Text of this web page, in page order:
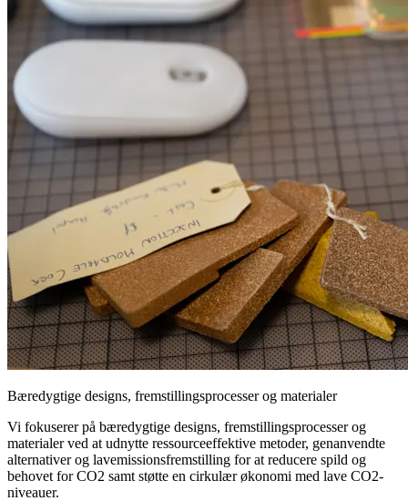
Bæredygtige designs, fremstillingsprocesser og materialer
Vi fokuserer på bæredygtige designs, fremstillingsprocesser og
materialer ved at udnytte ressourceeffektive metoder, genanvendte
alternativer og lavemissionsfremstilling for at reducere spild og
behovet for CO2 samt støtte en cirkulær økonomi med lave CO2-
niveauer.